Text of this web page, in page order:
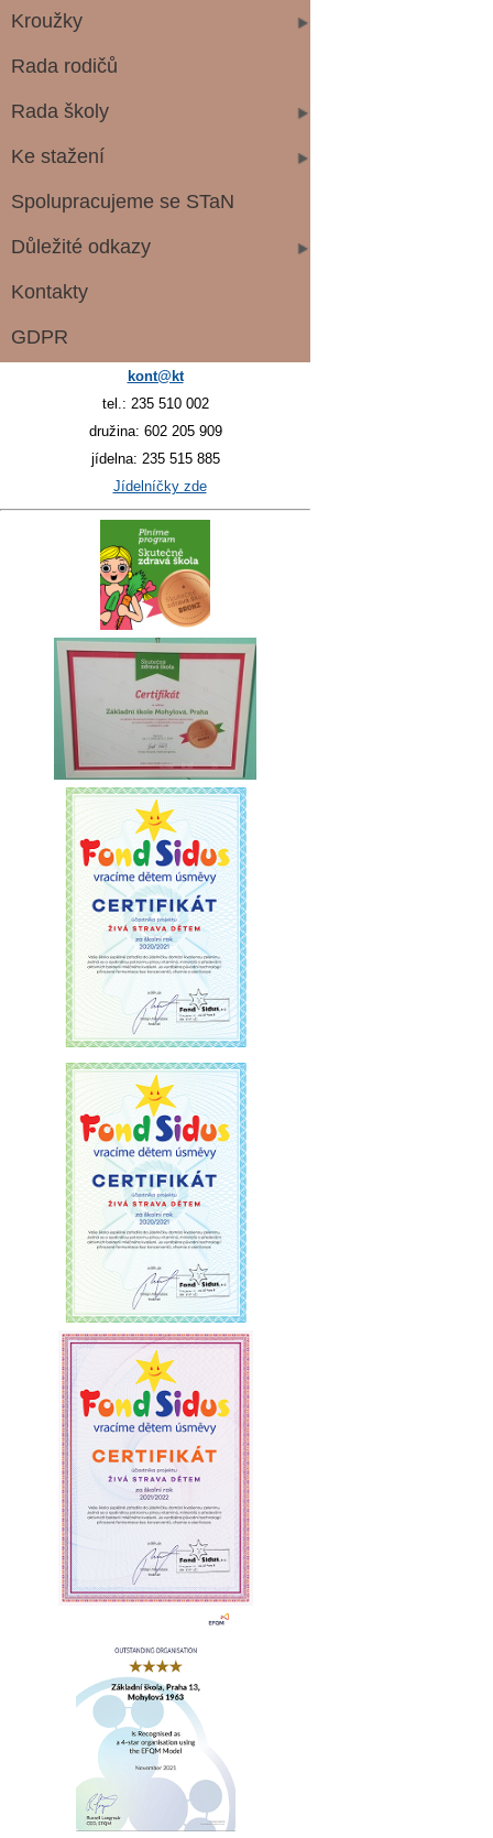
Kroužky
Rada rodičů
Rada školy
Ke stažení
Spolupracujeme se STaN
Důležité odkazy
Kontakty
GDPR
kont@kt
tel.: 235 510 002
družina: 602 205 909
jídelna: 235 515 885
Jídelníčky zde